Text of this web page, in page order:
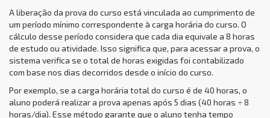
A liberação da prova do curso está vinculada ao cumprimento de
um período mínimo correspondente à carga horária do curso. O
cálculo desse período considera que cada dia equivale a 8 horas
de estudo ou atividade. Isso significa que, para acessar a prova, o
sistema verifica se o total de horas exigidas foi contabilizado
com base nos dias decorridos desde o início do curso.
Por exemplo, se a carga horária total do curso é de 40 horas, o
aluno poderá realizar a prova apenas após 5 dias (40 horas ÷ 8
horas/dia). Esse método garante que o aluno tenha tempo